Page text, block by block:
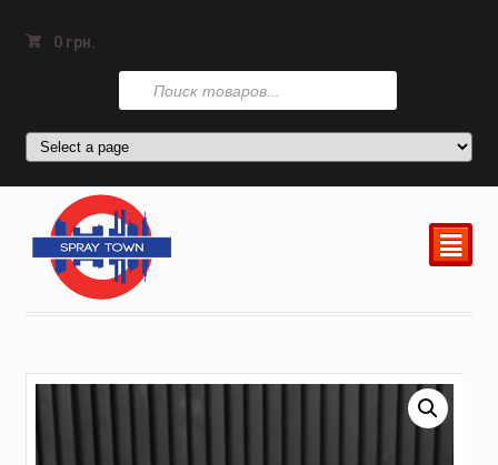
0 грн.
Поиск
товаров
²